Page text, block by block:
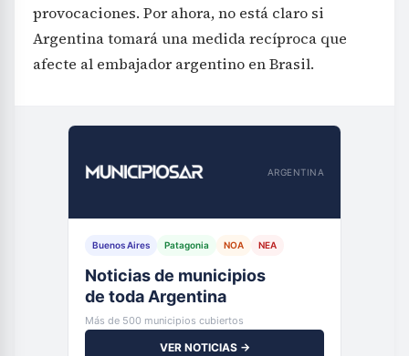
provocaciones. Por ahora, no está claro si
Argentina tomará una medida recíproca que
afecte al embajador argentino en Brasil.
ARGENTINA
Buenos Aires Patagonia NOA NEA
Noticias de municipios
de toda Argentina
Más de 500 municipios cubiertos
VER NOTICIAS →